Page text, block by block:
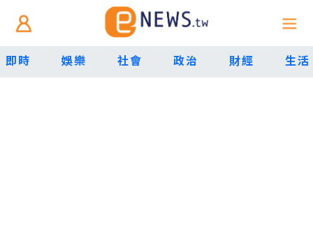
即時 娛樂 社會 政治 財經 生活